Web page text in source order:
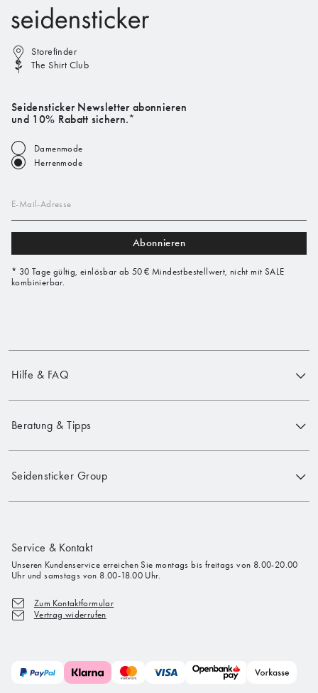
Storefinder
The Shirt Club
Seidensticker Newsletter abonnieren
und 10% Rabatt sichern.*
Damenmode
Herrenmode
E-Mail-Adresse
Abonnieren
* 30 Tage gültig, einlösbar ab 50 € Mindestbestellwert, nicht mit SALE
kombinierbar.
Hilfe & FAQ
Beratung & Tipps
Seidensticker Group
Service & Kontakt
Unseren Kundenservice erreichen Sie montags bis freitags von 8.00-20.00
Uhr und samstags von 8.00-18.00 Uhr.
Zum Kontaktformular
Vertrag widerrufen